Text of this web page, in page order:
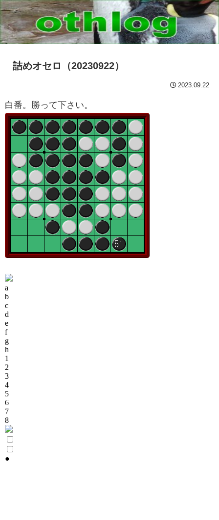
詰めオセロ（20230922）
2023.09.22
白番。勝って下さい。